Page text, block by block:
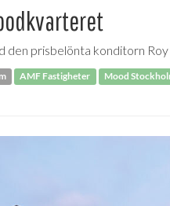
den prisbelönta konditorn
AMF Fastigheter Mood